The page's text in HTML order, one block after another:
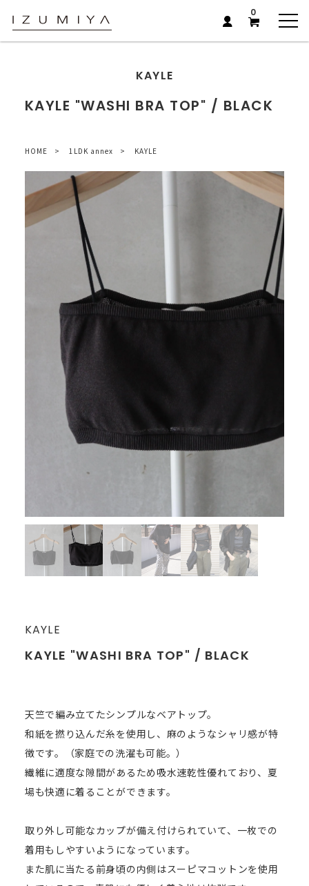
0
KAYLE
KAYLE "WASHI BRA TOP" / BLACK
HOME 1LDK annex KAYLE
KAYLE
KAYLE "WASHI BRA TOP" / BLACK
天竺で編み立てたシンプルなベアトップ。
和紙を撚り込んだ糸を使用し、麻のようなシャリ感が特
徴です。（家庭での洗濯も可能。）
繊維に適度な隙間があるため吸水速乾性優れており、夏
場も快適に着ることができます。
取り外し可能なカップが備え付けられていて、一枚での
着用もしやすいようになっています。
また肌に当たる前身頃の内側はスーピマコットンを使用